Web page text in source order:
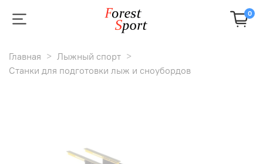
0
Главная
Лыжный спорт
Станки для подготовки лыж и сноубордов